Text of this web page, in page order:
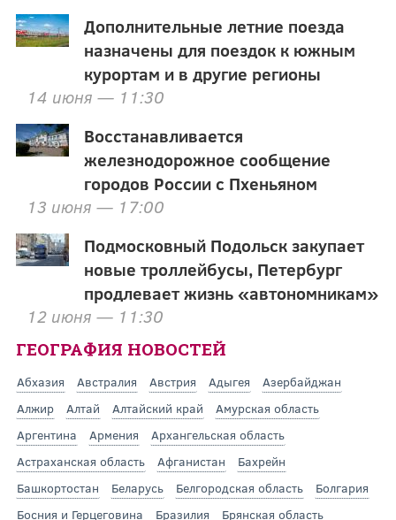
Дополнительные летние поезда
назначены для поездок к южным
курортам и в другие регионы
14 июня — 11:30
Восстанавливается
железнодорожное сообщение
городов России с Пхеньяном
13 июня — 17:00
Подмосковный Подольск закупает
новые троллейбусы, Петербург
продлевает жизнь «автономникам»
12 июня — 11:30
ГЕОГРАФИЯ НОВОСТЕЙ
Абхазия Австралия Австрия Адыгея
Азербайджан
Алжир
Алтай Алтайский край
Амурская область
Аргентина
Армения
Архангельская область
Астраханская область
Афганистан
Бахрейн
Башкортостан
Беларусь Белгородская область
Болгария
Босния и Герцеговина
Бразилия Брянская область